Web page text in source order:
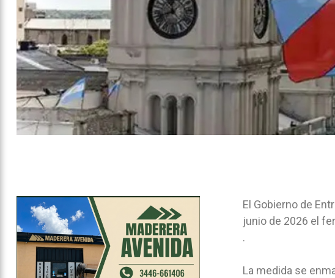
El Gobierno de
junio de 2026 el
.
La medida se